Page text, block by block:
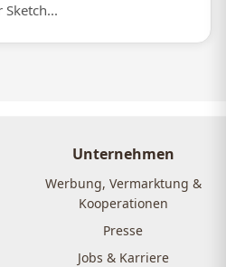
Sketch...
Unternehmen
Werbung, Vermarktung &
Kooperationen
Presse
Jobs & Karriere